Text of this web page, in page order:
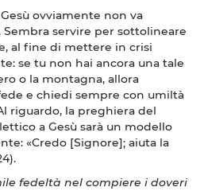
ovviamente non va
servire per sottolineare
al fine di mettere in crisi
se tu non hai ancora una tale
o la montagna, allora
e chiedi sempre con umiltà
riguardo, la preghiera del
a Gesù sarà un modello
«Credo [Signore]; aiuta la
fedeltà nel compiere i doveri